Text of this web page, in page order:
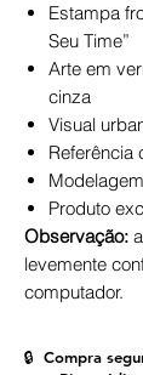
Estampa
Seu Time”
Arte em
cinza
Visual
Referência
Produto
Observação:
levemente
computador.
🔒 Compra